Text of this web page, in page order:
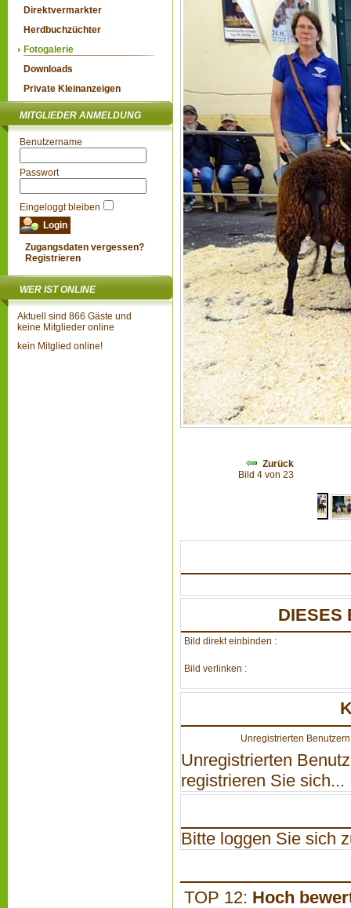
Direktvermarkter
Herdbuchzüchter
Fotogalerie
Downloads
Private Kleinanzeigen
MITGLIEDER ANMELDUNG
Benutzername
Passwort
Eingeloggt bleiben
Zugangsdaten vergessen?
Registrieren
WER IST ONLINE
Aktuell sind 866 Gäste und
keine Mitglieder online
kein Mitglied online!
Zurück
Bild 4 von 23
DIESES
Bild direkt einbinden :
Bild verlinken :
Unregistrierten
Unregistrierten
registrieren Sie sich...
Bitte loggen Sie sich
TOP 12: Hoch